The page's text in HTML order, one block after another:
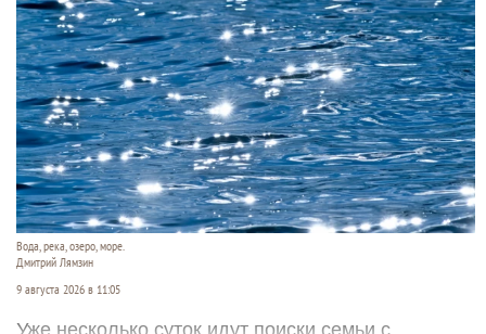
Вода, река, озеро, море.
Дмитрий Лямзин
9 августа 2026 в 11:05
Уже несколько суток идут поиски семьи с